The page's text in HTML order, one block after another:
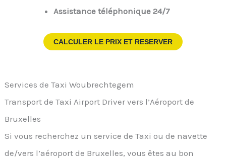
Assistance téléphonique 24/7
CALCULER LE PRIX ET RESERVER
Services de Taxi Woubrechtegem
Transport de Taxi Airport Driver vers l’Aéroport de
Bruxelles
Si vous recherchez un service de Taxi ou de navette
de/vers l’aéroport de Bruxelles, vous êtes au bon